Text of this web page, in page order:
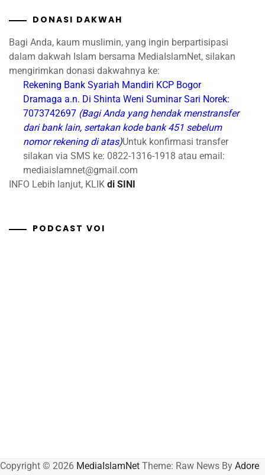
DONASI DAKWAH
Bagi Anda, kaum muslimin, yang ingin berpartisipasi
dalam dakwah Islam bersama MediaIslamNet, silakan
mengirimkan donasi dakwahnya ke:
Rekening Bank Syariah Mandiri KCP Bogor
Dramaga a.n. Di Shinta Weni Suminar Sari Norek:
7073742697 (Bagi Anda yang hendak menstransfer
dari bank lain, sertakan kode bank 451 sebelum
nomor rekening di atas)Untuk konfirmasi transfer
silakan via SMS ke: 0822-1316-1918 atau email:
mediaislamnet@gmail.com
INFO Lebih lanjut, KLIK di SINI
PODCAST VOI
Copyright © 2026 MediaIslamNet Theme: Raw News By Adore